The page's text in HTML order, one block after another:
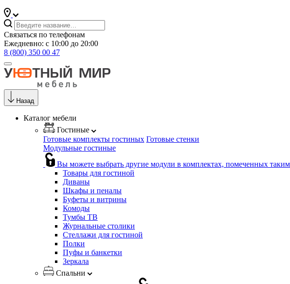
Связаться по телефонам
Ежедневно: с 10:00 до 20:00
8 (800) 350 00 47
Назад
Каталог мебели
Гостиные
Готовые комплекты гостиных Готовые стенки
Модульные гостиные
Вы можете выбрать другие модули в комплектах, помеченных таким
Товары для гостиной
Диваны
Шкафы и пеналы
Буфеты и витрины
Комоды
Тумбы ТВ
Журнальные столики
Стеллажи для гостиной
Полки
Пуфы и банкетки
Зеркала
Спальни